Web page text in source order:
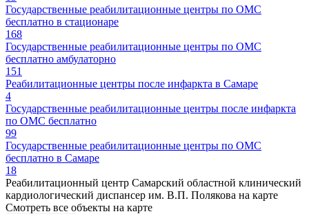
Государственные реабилитационные центры по ОМС
бесплатно в стационаре
168
Государственные реабилитационные центры по ОМС
бесплатно амбулаторно
151
Реабилитационные центры после инфаркта в Самаре
4
Государственные реабилитационные центры после инфаркта
по ОМС бесплатно
99
Государственные реабилитационные центры по ОМС
бесплатно в Самаре
18
Реабилитационный центр Самарский областной клинический
кардиологический диспансер им. В.П. Полякова на карте
Смотреть все объекты на карте